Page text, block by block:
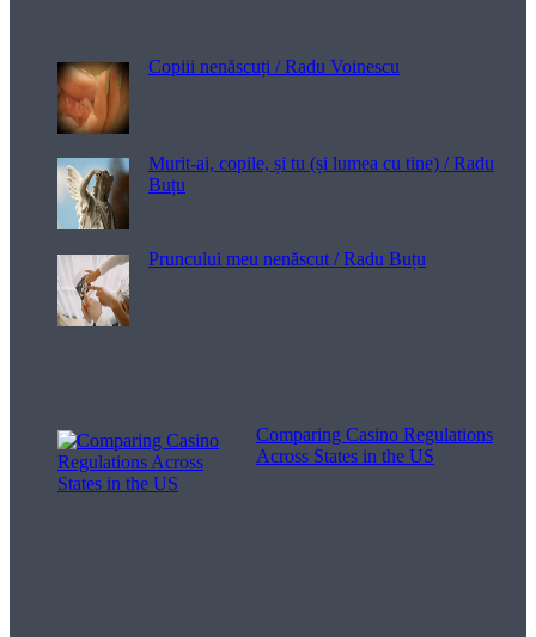
Copiii nenăscuți / Radu Voinescu
Murit-ai, copile, și tu (și lumea cu tine) / Radu
Buțu
Pruncului meu nenăscut / Radu Buțu
Comparing Casino Regulations
Across States in the US